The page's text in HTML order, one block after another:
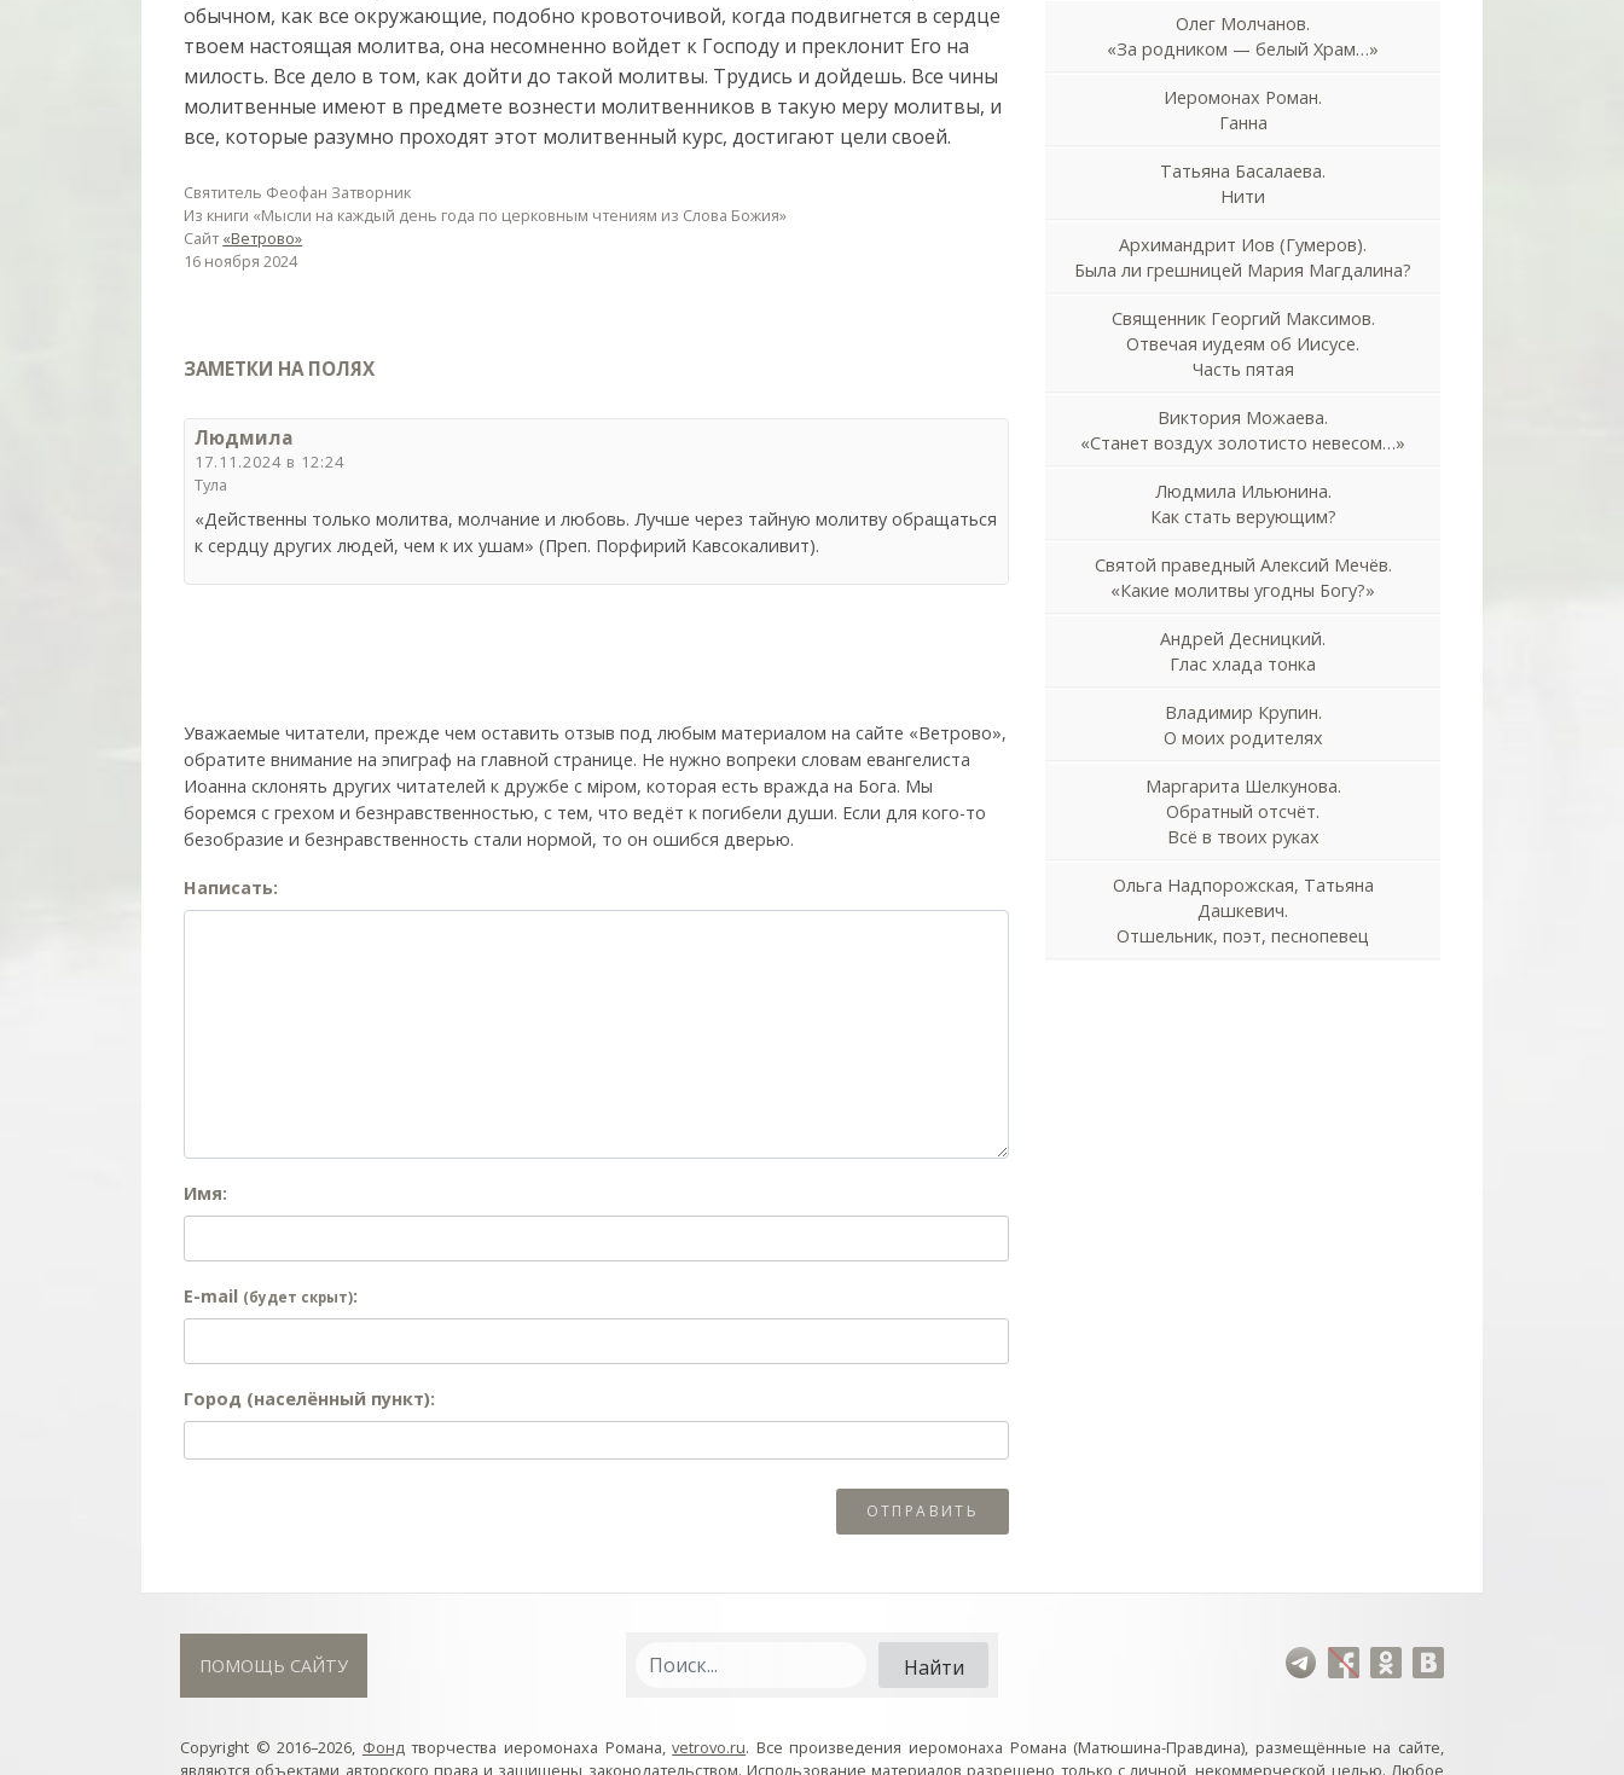
обычном, как все окружающие, подобно кровоточивой, когда подвигнется в сердце
твоем настоящая молитва, она несомненно войдет к Господу и преклонит Его на
милость. Все дело в том, как дойти до такой молитвы. Трудись и дойдешь. Все чины
молитвенные имеют в предмете вознести молитвенников в такую меру молитвы, и
все, которые разумно проходят этот молитвенный курс, достигают цели своей.
Святитель Феофан Затворник
Из книги «Мысли на каждый день года по церковным чтениям из Слова Божия»
Сайт«Ветрово»
16 ноября 2024
ЗАМЕТКИ НА ПОЛЯХ
Людмила
17.11.2024 в 12:24
Тула
«Действенны только молитва, молчание и любовь. Лучше через тайную молитву обращаться
к сердцу других людей, чем к их ушам» (Преп. Порфирий Кавсокаливит).
Уважаемые читатели, прежде чем оставить отзыв под любым материалом на сайте «Ветрово»,
обратите внимание на эпиграф на главной странице. Не нужно вопреки словам евангелиста
Иоанна склонять других читателей к дружбе с мiром, которая есть вражда на Бога. Мы
боремся с грехом и без­нрав­ствен­ностью, с тем, что ведёт к погибели души. Если для кого-то
безобразие и безнравственность стали нормой, то он ошибся дверью.
Написать:
Имя:
E-mail (будет скрыт):
Город (населённый пункт):
Олег Молчанов.
«За родником — белый Храм…»
Иеромонах Роман.
Ганна
Татьяна Басалаева.
Нити
Архимандрит Иов (Гумеров).
Была ли грешницей Мария Магдалина?
Священник Георгий Максимов.
Отвечая иудеям об Иисусе.
Часть пятая
Виктория Можаева.
«Станет воздух золотисто невесом…»
Людмила Ильюнина.
Как стать верующим?
Святой праведный Алексий Мечёв.
«Какие молитвы угодны Богу?»
Андрей Десницкий.
Глас хлада тонка
Владимир Крупин.
О моих родителях
Маргарита Шелкунова.
Обратный отсчёт.
Всё в твоих руках
Ольга Надпорожская, Татьяна
Дашкевич.
Отшельник, поэт, песнопевец
ПОМОЩЬ САЙТУ
Copyright © 2016–2026, Фондтворчества иеромонаха Романа,vetrovo.ru. Все произведения иеромонаха Романа (Матюшина-Правдина), размещённые на сайте,
являются объектами авторского права и защищены законодательством. Использование материалов разрешено только с личной, некоммерческой целью. Любое